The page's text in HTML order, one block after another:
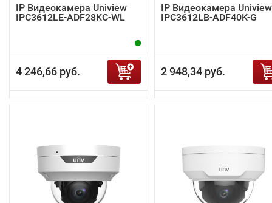
IP Видеокамера Uniview
IPC3612LE-ADF28KC-WL
4 246,66 руб.
IP Видеокамера Uniview
IPC3612LB-ADF40K-G
2 948,34 руб.